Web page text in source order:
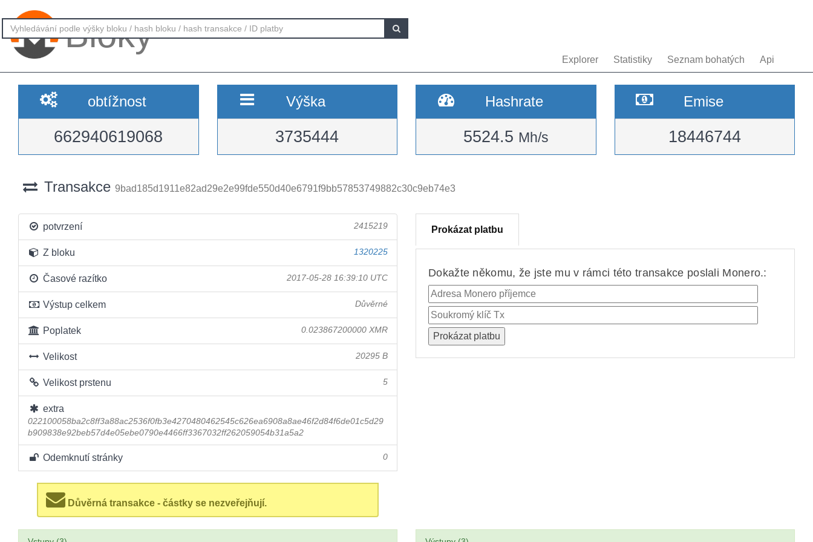
Bloky
Explorer Statistiky Seznam bohatých Api
obtížnost
662940619068
Výška
3735444
Hashrate
5524.5 Mh/s
Emise
18446744
Transakce 9bad185d1911e82ad29e2e99fde550d40e6791f9bb57853749882c30c9eb74e3
potvrzení 2415219
Z bloku 1320225
Časové razítko 2017-05-28 16:39:10 UTC
Výstup celkem Důvěrné
Poplatek 0.023867200000 XMR
Velikost 20295 B
Velikost prstenu 5
extra
022100058ba2c8ff3a88ac2536f0fb3e4270480462545c626ea6908a8ae46f2d84f6de01c5d29
b909838e92beb57d4e05ebe0790e4466ff3367032ff262059054b31a5a2
Odemknutí stránky 0
Důvěrná transakce - částky se nezveřejňují.
Prokázat platbu
Dokažte někomu, že jste mu v rámci této transakce poslali Monero.: